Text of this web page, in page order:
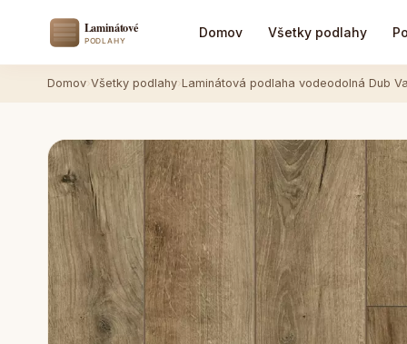
Domov Všetky podlahy
Domov Všetky podlahy Laminátová podlaha vodeodolná Dub